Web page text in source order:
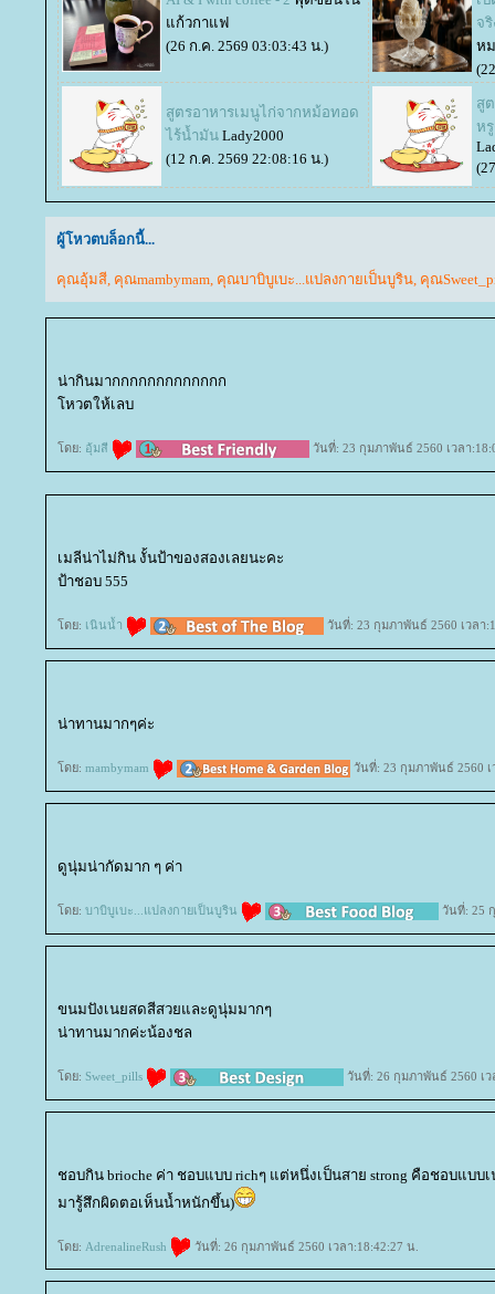
ก้วกาแฟ
(26 ก.ค. 2569 03:03:43 น.)
จ
ห
สูตรอาหารเมนูไก่จากหม้อทอด
ไร้น้ำมัน Lady2000
(12 ก.ค. 2569 22:08:16 น.)
สู
ห
ผู้โหวตบล็อกนี้...
คุณอุ้มสี, คุณmambymam, คุณบาบิบูเบะ...แปลงกายเป็นบูริน, คุณ
น่ากินมากกกกกกกกกกกกก
หวตให้เลบ
ดย: อุ้มสี วันที่: 23 กุมภาพันธ์ 2560 เวลา
เมลีน่าไม่กิน งั้นป้าของสองเลยนะคะ
ป้าชอบ 555
ดย: เนินน้ำ วันที่: 23 กุมภาพันธ์ 2560 เวลา
น่าทานมากๆค่ะ
ดย: mambymam วันที่: 23 กุมภาพันธ์ 2560 เ
ดูนุ่มน่ากัดมาก ๆ ค่า
ดย: บาบิบูเบะ...แปลงกายเป็นบูริน วันที่: 25
ขนมปังเนยสดสีสวยและดูนุ่มมากๆ
น่าทานมากค่ะน้องชล
ดย: Sweet_pills วันที่: 26 กุมภาพันธ์ 2560 เว
ชอบกิน brioche ค่า ชอบแบบ richๆ แต่หนึ่งเป็นสาย strong คือชอบแบ
มารู้สึกผิดตอเห็นน้ำหนักขึ้น)
ดย: AdrenalineRush วันที่: 26 กุมภาพันธ์ 2560 เวลา:18:42:27 น.